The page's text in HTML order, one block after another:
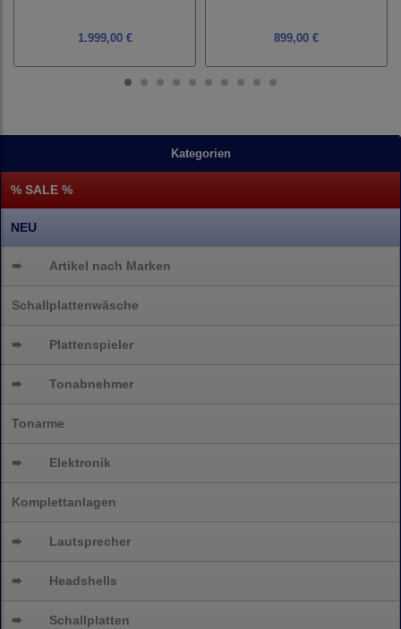
Kategorien
% SALE %
NEU
➨ Artikel nach Marken
Schallplattenwäsche
➨ Plattenspieler
➨ Tonabnehmer
Tonarme
➨ Elektronik
Komplettanlagen
➨ Lautsprecher
➨ Headshells
➨ Schallplatten
1.999,00 € 899,00 €